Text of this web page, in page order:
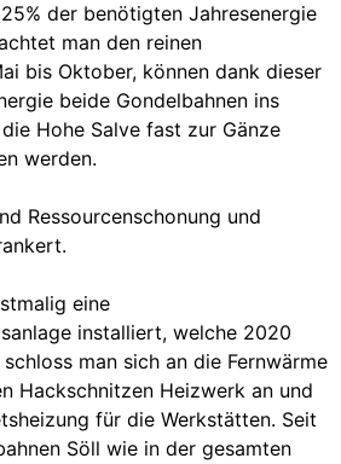
der benötigten Jahresenergie
man den reinen
bis Oktober, können dank dieser
beide Gondelbahnen ins
Hohe Salve fast zur Gänze
werden.
Ressourcenschonung und
eine
installiert, welche 2020
man sich an die Fernwärme
Hackschnitzen Heizwerk an und
für die Werkstätten. Seit
Söll wie in der gesamten